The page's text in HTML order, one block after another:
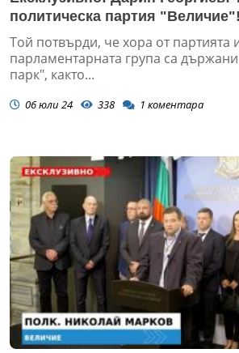
политическа партия
Той потвърди, че хора от партията
парламентарната група са
парк", както...
06 юли 24 338 1 коментара